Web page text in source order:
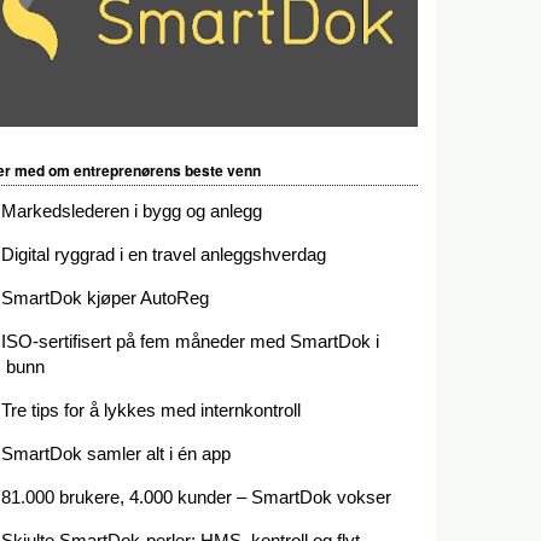
med om entreprenørens beste venn
Markedslederen i bygg og anlegg
Digital ryggrad i en travel anleggshverdag
SmartDok kjøper AutoReg
ISO-sertifisert på fem måneder med SmartDok i
bunn
Tre tips for å lykkes med internkontroll
SmartDok samler alt i én app
81.000 brukere, 4.000 kunder – SmartDok vokser